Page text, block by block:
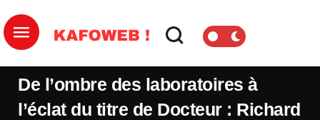
De l’ombre des laboratoires à
l’éclat du titre de Docteur : Richard